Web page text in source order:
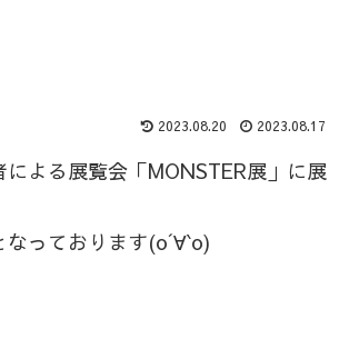
2023.08.20 2023.08.17
よる展覧会「MONSTER展」に展
っております(о´∀`о)